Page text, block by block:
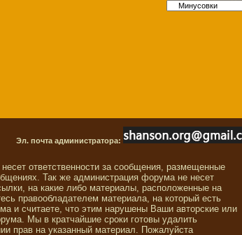
Эл. почта администратора:
ответственности за сообщения, размещенные
Так же администрация форума не несет
на какие либо материалы, расположенные на
правообладателем материала, на который есть
и считаете, что этим нарушены Ваши авторские или
Мы в кратчайшие сроки готовы удалить
прав на указанный материал. Пожалуйста